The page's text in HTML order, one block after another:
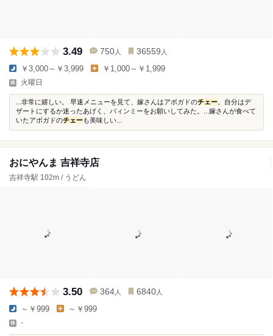
3.49 750 人 36559 人
￥3,000～￥3,999 ￥1,000～￥1,999
火曜日
...非常に嬉しい。 早速メニューを見て、嫁さんはアボガドのチェー 。自分はデ
ザートにするか迷ったあげく、バィンミーをお願いしてみた。...嫁さんが食べて
いたアボガドのチェーも美味しい...
おにやんま 吉祥寺店
吉祥寺駅 102m / うどん
3.50 364 人 6840 人
～￥999 ～￥999
-